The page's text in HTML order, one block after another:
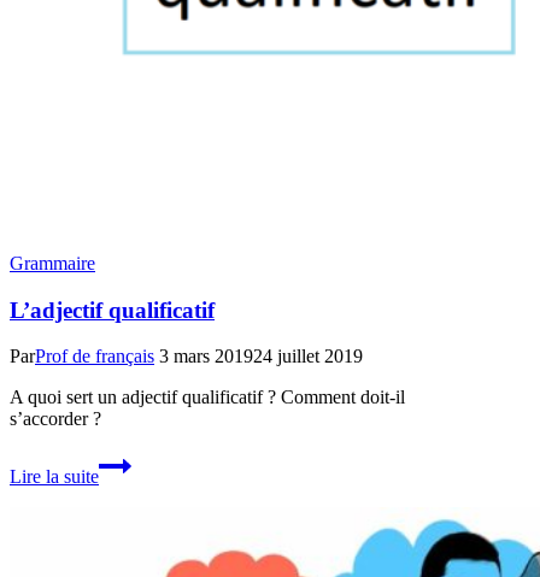
Grammaire
L’adjectif qualificatif
ParProf de français 3 mars 201924 juillet 2019
A quoi sert un adjectif qualificatif ? Comment doit-il
s’accorder ?
Lire la suite
L’adjectif
qualificatif